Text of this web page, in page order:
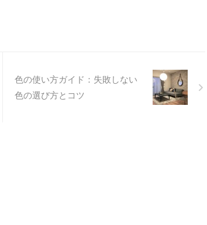
色の使い方ガイド：失敗しない
色の選び方とコツ